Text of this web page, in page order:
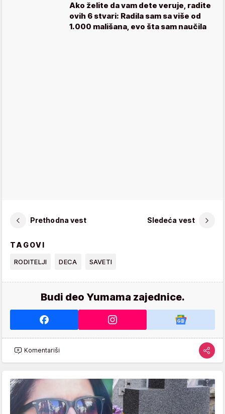
Ako želite da vam dete veruje, radite
ovih 6 stvari: Radila sam sa više od
1.000 mališana, evo šta sam naučila
Prethodna vest Sledeća vest
TAGOVI
RODITELJI DECA SAVETI
Budi deo Yumama zajednice.
Komentariši